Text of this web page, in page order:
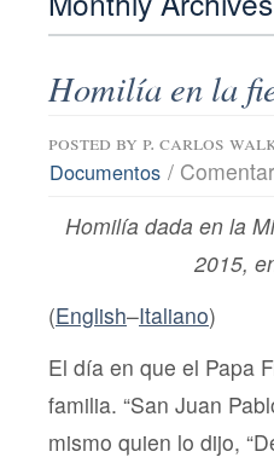
Homilía en la
posted by p. carlos
Documentos /
Homilía dada en la
2015,
(English–Italiano)
El día en que el Papa
familia. “San Juan
mismo quien lo dijo,